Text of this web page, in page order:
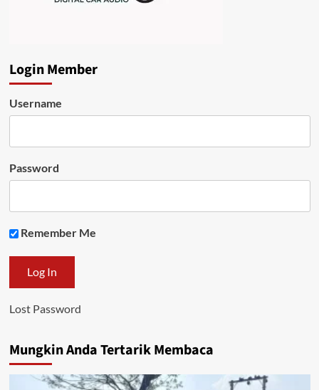
Login Member
Username
Password
Remember Me
Lost Password
Mungkin Anda Tertarik Membaca